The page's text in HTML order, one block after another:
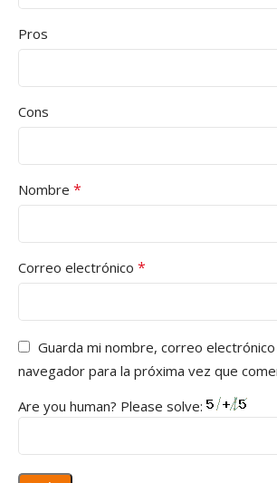
Pros
Cons
Nombre *
Correo electrónico *
Guarda mi nombre, correo
navegador para la próxima vez que
Are you human? Please solve: